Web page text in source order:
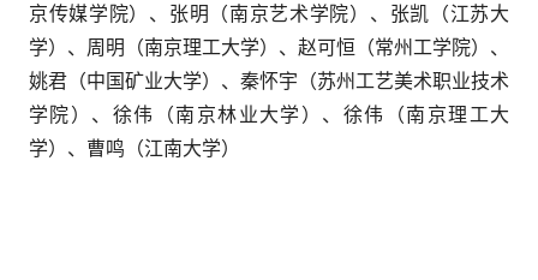
京传媒学院）、张明（南京艺术学院）、张凯（江苏大
学）、周明（南京理工大学）、赵可恒（常州工学院）、
姚君（中国矿业大学）、秦怀宇（苏州工艺美术职业技术
学院）、徐伟（南京林业大学）、徐伟（南京理工大
学）、曹鸣（江南大学）